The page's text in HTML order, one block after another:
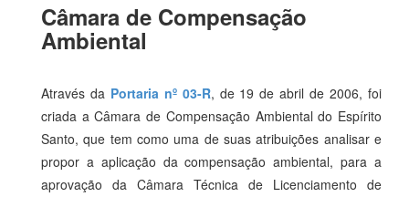
Câmara de Compensação
Ambiental
Através da Portaria nº 03-R, de 19 de abril de 2006, foi
criada a Câmara de Compensação Ambiental do Espírito
Santo, que tem como uma de suas atribuições analisar e
propor a aplicação da compensação ambiental, para a
aprovação da Câmara Técnica de Licenciamento de